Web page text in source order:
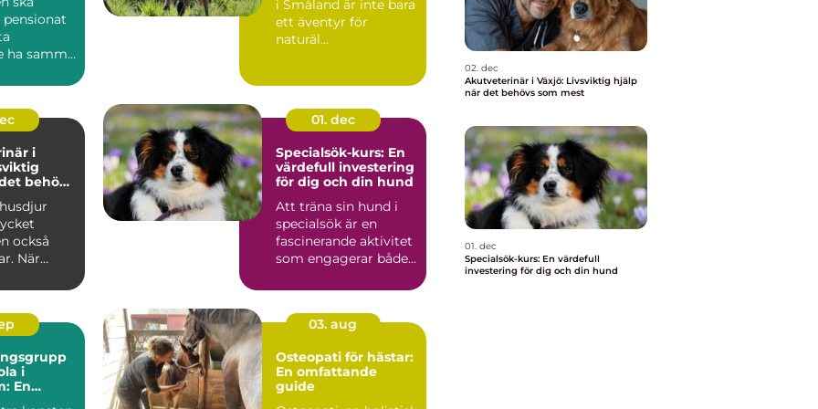
pensionat
ha samma
i Småland är inte bara
ett äventyr för
naturäl...
i
behövs
också
När
01. dec
Specialsök-kurs: En
värdefull investering
för dig och din hund
Att träna sin hund i
specialsök är en
fascinerande aktivitet
som engagerar både...
i
En
03. aug
Osteopati för hästar:
En omfattande
guide
02. dec
Akutveterinär i Växjö: Livsviktig hjälp
när det behövs som mest
01. dec
Specialsök-kurs: En värdefull
investering för dig och din hund